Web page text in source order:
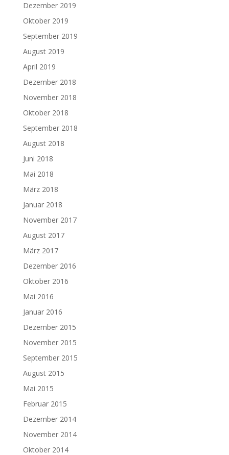
Dezember 2019
Oktober 2019
September 2019
August 2019
April 2019
Dezember 2018
November 2018
Oktober 2018
September 2018
August 2018
Juni 2018
Mai 2018
März 2018
Januar 2018
November 2017
August 2017
März 2017
Dezember 2016
Oktober 2016
Mai 2016
Januar 2016
Dezember 2015
November 2015
September 2015
August 2015
Mai 2015
Februar 2015
Dezember 2014
November 2014
Oktober 2014